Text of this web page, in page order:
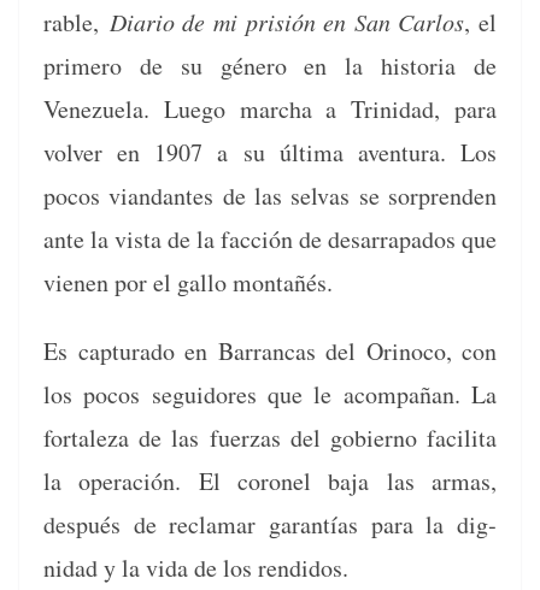
rable, Diario de mi prisión en San Car­los, el
primero de su género en la his­to­ria de
Venezuela. Luego mar­cha a Trinidad, para
volver en 1907 a su últi­ma aven­tu­ra. Los
pocos vian­dantes de las sel­vas se sor­pren­den
ante la vista de la fac­ción de desar­ra­pa­dos que
vienen por el gal­lo montañés.
Es cap­tura­do en Bar­ran­cas del Orinoco, con
los pocos seguidores que le acom­pañan. La
for­t­aleza de las fuerzas del gob­ier­no facili­ta
la operación. El coro­nel baja las armas,
después de recla­mar garan­tías para la dig­
nidad y la vida de los rendidos.